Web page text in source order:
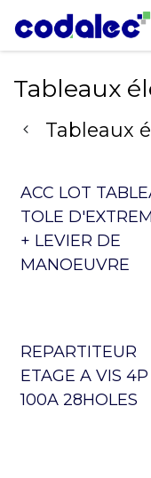
Se rendre au contenu
Tableaux
Tableaux
ACC LOT
TOLE
+ LEVIER DE
MANOEUVRE
REPARTITEUR
ETAGE A VIS 4P
100A 28HOLES